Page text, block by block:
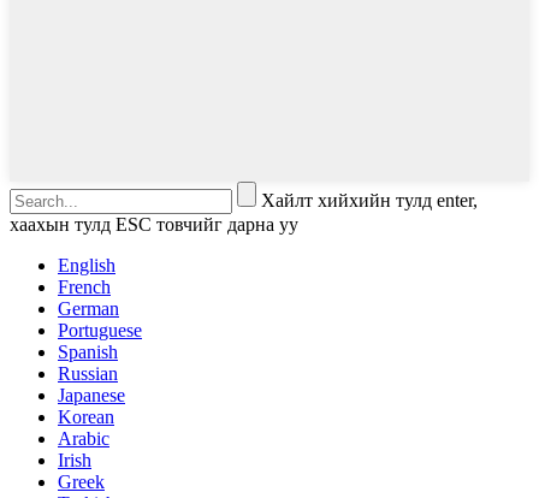
Хайлт хийхийн тулд enter,
хаахын тулд ESC товчийг дарна уу
English
French
German
Portuguese
Spanish
Russian
Japanese
Korean
Arabic
Irish
Greek